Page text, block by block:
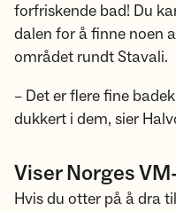
forfriskende bad! Du
dalen for å finne noen
området rundt Stavali.
– Det er flere fine
dukkert i dem, sier
Viser Norges
Hvis du otter på å dra